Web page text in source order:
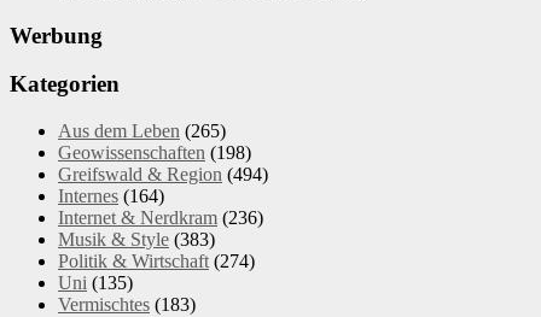
Werbung
Kategorien
Aus dem Leben (265)
Geowissenschaften (198)
Greifswald & Region (494)
Internes (164)
Internet & Nerdkram (236)
Musik & Style (383)
Politik & Wirtschaft (274)
Uni (135)
Vermischtes (183)